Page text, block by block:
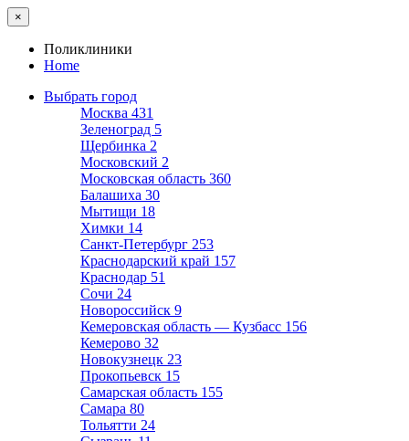
×
Поликлиники
Home
Выбрать город
Москва 431
Зеленоград 5
Щербинка 2
Московский 2
Московская область 360
Балашиха 30
Мытищи 18
Химки 14
Санкт-Петербург 253
Краснодарский край 157
Краснодар 51
Сочи 24
Новороссийск 9
Кемеровская область — Кузбасс 156
Кемерово 32
Новокузнецк 23
Прокопьевск 15
Самарская область 155
Самара 80
Тольятти 24